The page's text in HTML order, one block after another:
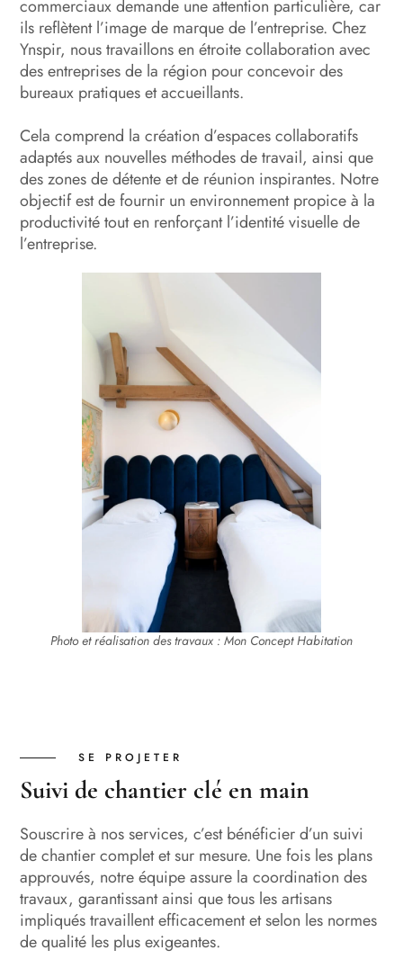
commerciaux demande une attention particulière, car
ils reflètent l’image de marque de l’entreprise. Chez
Ynspir, nous travaillons en étroite collaboration avec
des entreprises de la région pour concevoir des
bureaux pratiques et accueillants.
Cela comprend la création d’espaces collaboratifs
adaptés aux nouvelles méthodes de travail, ainsi que
des zones de détente et de réunion inspirantes. Notre
objectif est de fournir un environnement propice à la
productivité tout en renforçant l’identité visuelle de
l’entreprise.
Photo et réalisation des travaux : Mon Concept Habitation
SE PROJETER
Suivi de chantier clé en main
Souscrire à nos services, c’est bénéficier d’un suivi
de chantier complet et sur mesure. Une fois les plans
approuvés, notre équipe assure la coordination des
travaux, garantissant ainsi que tous les artisans
impliqués travaillent efficacement et selon les normes
de qualité les plus exigeantes.